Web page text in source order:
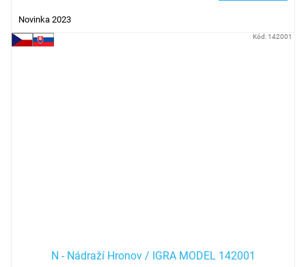
Novinka 2023
N - Nádraží Hronov / IGRA MODEL 142001
Kód: 142001